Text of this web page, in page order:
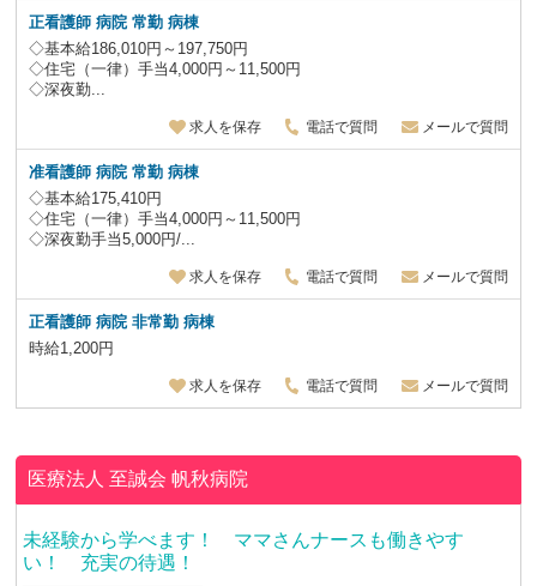
正看護師 病院 常勤 病棟
◇基本給186,010円～197,750円
◇住宅（一律）手当4,000円～11,500円
◇深夜勤...
求人を保存 電話で質問 メールで質問
准看護師 病院 常勤 病棟
◇基本給175,410円
◇住宅（一律）手当4,000円～11,500円
◇深夜勤手当5,000円/...
求人を保存 電話で質問 メールで質問
正看護師 病院 非常勤 病棟
時給1,200円
求人を保存 電話で質問 メールで質問
医療法人 至誠会帆秋病院
未経験から学べます！ ママさんナースも働きやす
い！ 充実の待遇！